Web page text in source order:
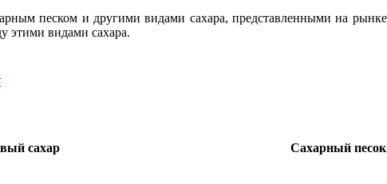
песком и другими видами сахара, представленными на
этими видами сахара.
сахар Сахарный песок